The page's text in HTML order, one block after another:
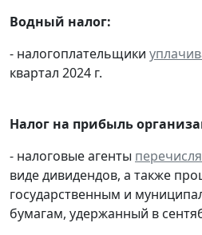
Водный налог:
- налогоплательщики
квартал 2024 г.
Налог на прибыль
- налоговые агенты
виде дивидендов, а также
государственным и
бумагам, удержанный в